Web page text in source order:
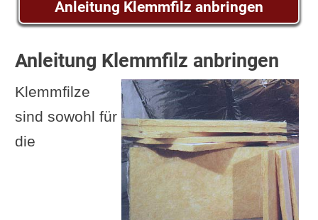
Anleitung Klemmfilz anbringen
Anleitung Klemmfilz anbringen
Klemmfilze
sind sowohl für
die